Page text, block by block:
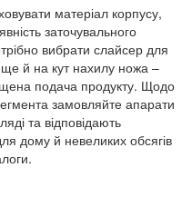
матеріал корпусу,
заточувального
вибрати слайсер для
й на кут нахилу ножа –
подача продукту. Щодо
замовляйте апарати
та відповідають
дому й невеликих обсягів